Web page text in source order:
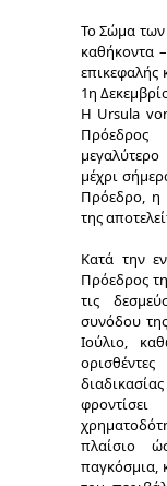
Το Σώμα των
καθήκοντα
επικεφαλής
1η
Η Ursula
μέχρι
Πρόεδρο, η
της
Κατά την
Πρόεδρος
τις
συνόδου
Ιούλιο,
πλαίσιο
παγκόσμια,